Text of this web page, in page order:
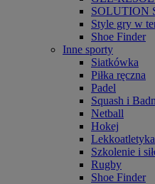
SOLUTION
Style gry w
Shoe Finder
Inne sporty
Siatkówka
Piłka ręczna
Padel
Squash i
Netball
Hokej
Lekkoatletyka
Szkolenie i
Rugby
Shoe Finder